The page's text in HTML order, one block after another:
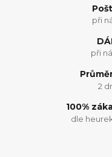
při
při
2
100%
dle